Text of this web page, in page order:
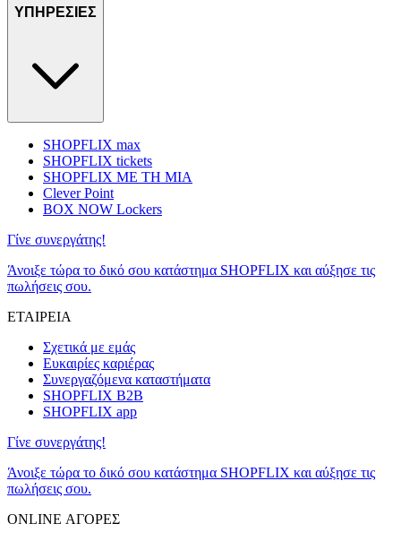
ΥΠΗΡΕΣΙΕΣ
SHOPFLIX max
SHOPFLIX tickets
SHOPFLIX ΜΕ ΤΗ ΜΙΑ
Clever Point
BOX NOW Lockers
Γίνε συνεργάτης!
Άνοιξε τώρα το δικό σου κατάστημα SHOPFLIX και αύξησε τις
πωλήσεις σου.
ΕΤΑΙΡΕΙΑ
Σχετικά με εμάς
Ευκαιρίες καριέρας
Συνεργαζόμενα καταστήματα
SHOPFLIX B2B
SHOPFLIX app
Γίνε συνεργάτης!
Άνοιξε τώρα το δικό σου κατάστημα SHOPFLIX και αύξησε τις
πωλήσεις σου.
ONLINE ΑΓΟΡΕΣ